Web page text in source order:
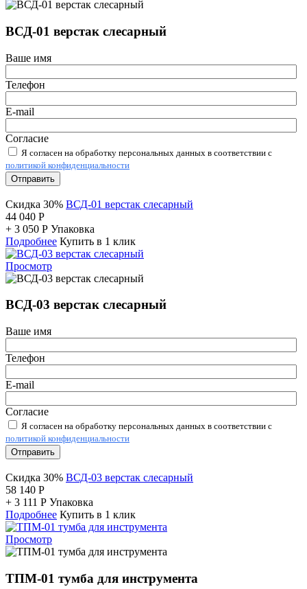
ВСД-01 верстак слесарный
Ваше имя
Телефон
E-mail
Согласие
Я согласен на обработку персональных данных в соответствии с
политикой конфиденциальности
Отправить
Скидка 30% ВСД-01 верстак слесарный
44 040 Р
+ 3 050 Р Упаковка
Подробнее Купить в 1 клик
Просмотр
ВСД-03 верстак слесарный
Ваше имя
Телефон
E-mail
Согласие
Я согласен на обработку персональных данных в соответствии с
политикой конфиденциальности
Отправить
Скидка 30% ВСД-03 верстак слесарный
58 140 Р
+ 3 111 Р Упаковка
Подробнее Купить в 1 клик
Просмотр
ТПМ-01 тумба для инструмента